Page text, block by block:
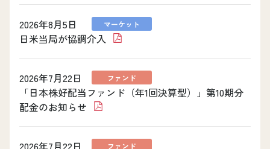
2026年8月5日 マーケット
日米当局が協調介入
2026年7月22日 ファンド
「日本株好配当ファンド（年1回決算型）」第10期分
配金のお知らせ
2026年7月22日 ファンド